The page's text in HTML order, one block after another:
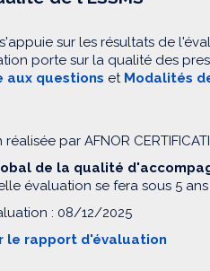
sur les résultats de
porte sur la qualité des
aux questions et Modalités
par AFNOR
de la qualité
évaluation se fera sous 5 ans
: 08/12/2025
le rapport d'évaluation